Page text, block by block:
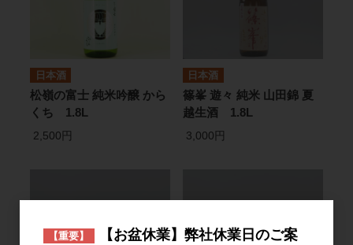
日本酒
松嶺の富士 純米吟醸 から
くち 1.8L
2,500円
日本酒
篠峯 遊々 純米 山田錦 夏
越生酒 1.8L
3,000円
【重要】
【お盆休業】弊社休業日のご案